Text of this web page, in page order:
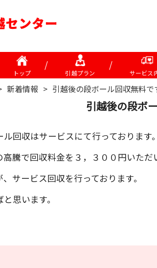
トップ 引越プラン サービス
新着情報 > 引越後の段ボール回収無料で
引越後の段ボ
回収はサービスにて行っております。
騰で回収料金を３，３００円いた
サービス回収を行っております。
思います。